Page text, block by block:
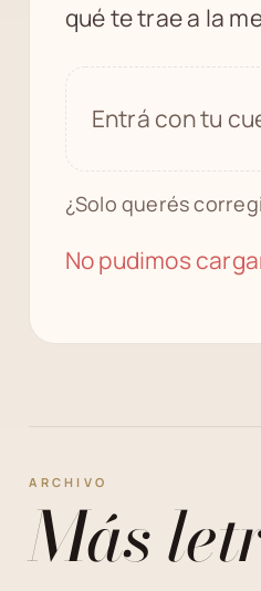
qué te trae a la
Entrá con tu
¿Solo querés
No pudimos
ARCHIVO
Más